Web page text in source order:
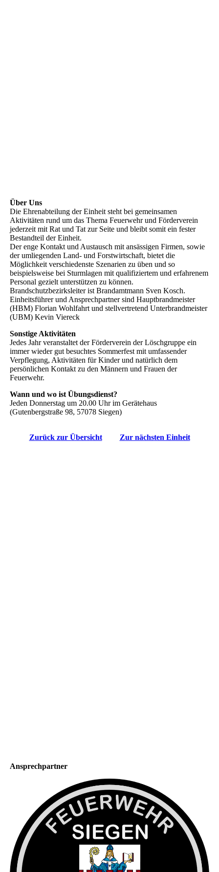
Über Uns
Die Ehrenabteilung der Einheit steht bei gemeinsamen
Aktivitäten rund um das Thema Feuerwehr und Förderverein
jederzeit mit Rat und Tat zur Seite und bleibt somit ein fester
Bestandteil der Einheit.
Der enge Kontakt und Austausch mit ansässigen Firmen, sowie
der umliegenden Land- und Forstwirtschaft, bietet die
Möglichkeit verschiedenste Szenarien zu üben und so
beispielsweise bei Sturmlagen mit qualifiziertem und erfahrenem
Personal gezielt unterstützen zu können.
Brandschutzbezirksleiter ist Brandamtmann Sven Kosch.
Einheitsführer und Ansprechpartner sind Hauptbrandmeister
(HBM) Florian Wohlfahrt und stellvertretend Unterbrandmeister
(UBM) Kevin Viereck
Sonstige Aktivitäten
Jedes Jahr veranstaltet der Förderverein der Löschgruppe ein
immer wieder gut besuchtes Sommerfest mit umfassender
Verpflegung, Aktivitäten für Kinder und natürlich dem
persönlichen Kontakt zu den Männern und Frauen der
Feuerwehr.
Wann und wo ist Übungsdienst?
Jeden Donnerstag um 20.00 Uhr im Gerätehaus
(Gutenbergstraße 98, 57078 Siegen)
Zurück zur Übersicht Zur nächsten Einheit
Ansprechpartner